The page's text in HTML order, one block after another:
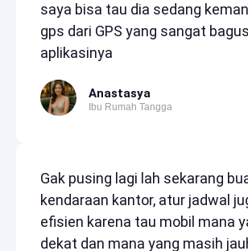
saya bisa tau dia sedang
gps dari GPS yang sangat bagus
aplikasinya
Anastasya
Ibu Rumah Tangga
Gak pusing lagi lah sekarang
kendaraan kantor, atur jadwal
efisien karena tau mobil mana
dekat dan mana yang masih